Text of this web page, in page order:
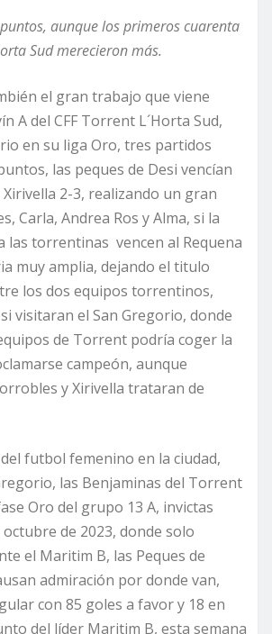
aunque los primeros cuarenta
Sud merecieron más.
el gran trabajo que viene
A del CFF Torrent L´Horta Sud,
en su liga Oro, tres partidos
las peques de Desi vencían
2-3, realizando un gran
Carla, Andrea Ros y Alma, si la
las torrentinas vencen al Requena
muy amplia, dejando el titulo
los dos equipos torrentinos,
visitaran el San Gregorio, donde
de Torrent podría coger la
campeón, aunque
y Xirivella trataran de
futbol femenino en la ciudad,
las Benjaminas del Torrent
Oro del grupo 13 A, invictas
octubre de 2023, donde solo
el Maritim B, las Peques de
admiración por donde van,
con 85 goles a favor y 18 en
del líder Maritim B, esta semana